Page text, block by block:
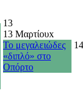
13
13 Μαρτίουx
Το μεγαλειώδες
«διπλό» στο
Οπόρτο
14